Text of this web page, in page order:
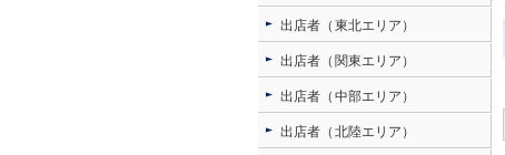
出店者（東北エリア）
出店者（関東エリア）
出店者（中部エリア）
出店者（北陸エリア）